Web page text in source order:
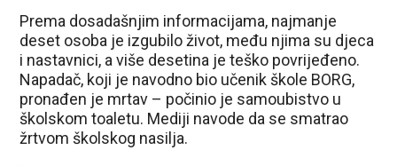
Prema dosadašnjim informacijama, najmanje
deset osoba je izgubilo život, među njima su djeca
i nastavnici, a više desetina je teško povrijeđeno.
Napadač, koji je navodno bio učenik škole BORG,
pronađen je mrtav – počinio je samoubistvo u
školskom toaletu. Mediji navode da se smatrao
žrtvom školskog nasilja.